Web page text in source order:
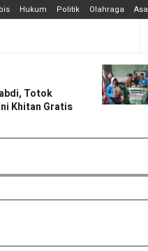
Hukum Politik Olahraga
Totok
Khitan Gratis